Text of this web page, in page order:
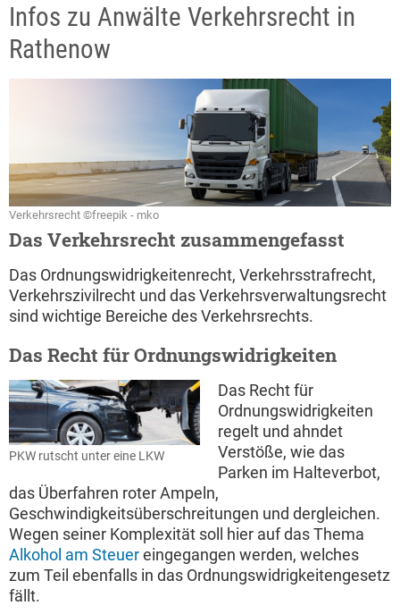
Infos zu Anwälte Verkehrsrecht in
Rathenow
Verkehrsrecht ©freepik - mko
Das Verkehrsrecht zusammengefasst
Das Ordnungswidrigkeitenrecht, Verkehrsstrafrecht,
Verkehrszivilrecht und das Verkehrsverwaltungsrecht
sind wichtige Bereiche des Verkehrsrechts.
Das Recht für Ordnungswidrigkeiten
PKW rutscht unter eine LKW
Das Recht für
Ordnungswidrigkeiten
regelt und ahndet
Verstöße, wie das
Parken im Halteverbot,
das Überfahren roter Ampeln,
Geschwindigkeitsüberschreitungen und dergleichen.
Wegen seiner Komplexität soll hier auf das Thema
Alkohol am Steuereingegangen werden, welches
zum Teil ebenfalls in das Ordnungswidrigkeitengesetz
fällt.